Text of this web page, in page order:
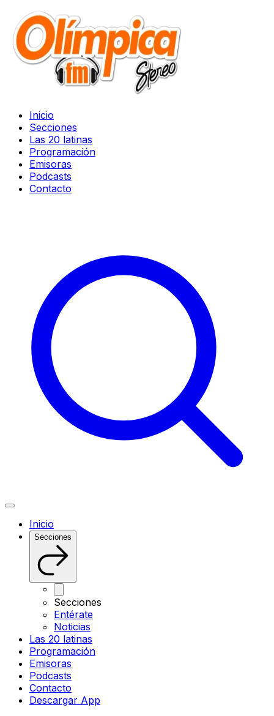
Inicio
Secciones
Las 20 latinas
Programación
Emisoras
Podcasts
Contacto
Inicio
Secciones
Secciones
Entérate
Noticias
Las 20 latinas
Programación
Emisoras
Podcasts
Contacto
Descargar App